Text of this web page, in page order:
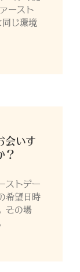
ースト
じ環境
会いす
？
ストデー
希望日時
その場